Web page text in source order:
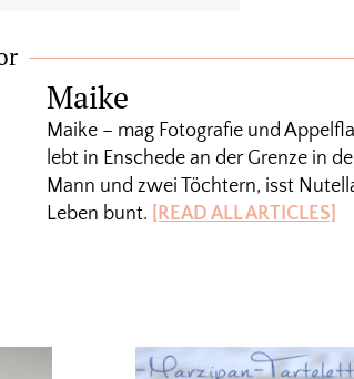
Maike
Maike – mag Fotografie und
lebt in Enschede an der Grenze in
Mann und zwei Töchtern, isst
Leben bunt. [READ ALL ARTICLES]